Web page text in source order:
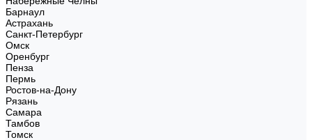
Барнаул
Астрахань
Санкт-Петербург
Омск
Оренбург
Пенза
Пермь
Ростов-на-Дону
Рязань
Самара
Тамбов
Томск